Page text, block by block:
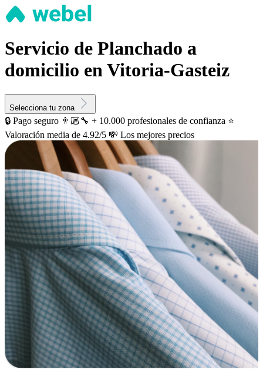
Servicio de Planchado a
domicilio en Vitoria-Gasteiz
Selecciona tu zona
🔒 Pago seguro 👨🏼‍🔧 + 10.000 profesionales de confianza ⭐️
Valoración media de 4.92/5 💸 Los mejores precios